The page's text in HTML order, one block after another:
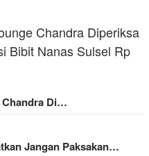
Chandra Di…
Jangan Paksakan…